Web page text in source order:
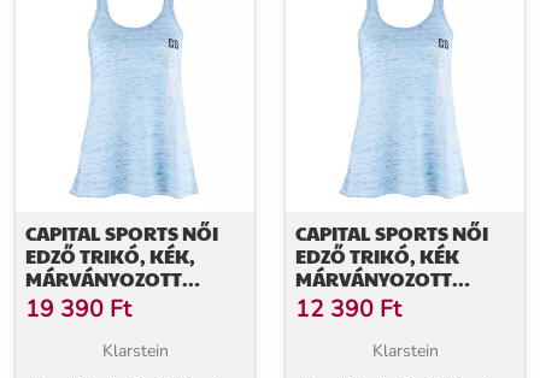
CAPITAL SPORTS NŐI
EDZŐ TRIKÓ, KÉK,
MÁRVÁNYOZOTT
HATÁSÚ, M MÉRET
19 390 Ft
Klarstein
CAPITAL SPORTS NŐI
EDZŐ TRIKÓ, KÉK
MÁRVÁNYOZOTT
HATÁSÚ, L MÉRET
12 390 Ft
Klarstein